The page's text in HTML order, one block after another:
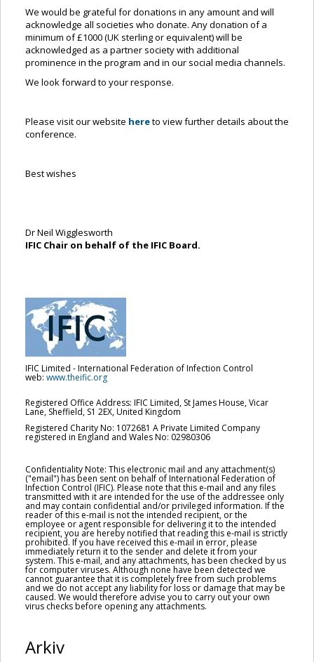
We would be grateful for donations in any amount and will
acknowledge all societies who donate. Any donation of a
minimum of £1000 (UK sterling or equivalent) will be
acknowledged as a partner society with additional
prominence in the program and in our social media channels.
We look forward to your response.
Please visit our website hereto view further details about the
conference.
Best wishes
Dr Neil Wigglesworth
IFIC Chair on behalf of the IFIC Board.
IFIC Limited - International Federation of Infection Control
web: www.theific.org
Registered Office Address: IFIC Limited, St James House, Vicar
Lane, Sheffield, S1 2EX, United Kingdom
Registered Charity No: 1072681 A Private Limited Company
registered in England and Wales No: 02980306
Confidentiality Note: This electronic mail and any attachment(s)
("email") has been sent on behalf of International Federation of
Infection Control (IFIC). Please note that this e-mail and any files
transmitted with it are intended for the use of the addressee only
and may contain confidential and/or privileged information. If the
reader of this e-mail is not the intended recipient, or the
employee or agent responsible for delivering it to the intended
recipient, you are hereby notified that reading this e-mail is strictly
prohibited. If you have received this e-mail in error, please
immediately return it to the sender and delete it from your
system. This e-mail, and any attachments, has been checked by us
for computer viruses. Although none have been detected we
cannot guarantee that it is completely free from such problems
and we do not accept any liability for loss or damage that may be
caused. We would therefore advise you to carry out your own
virus checks before opening any attachments.
Arkiv